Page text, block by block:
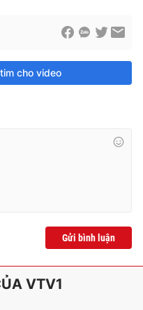
cho video
Gửi bình luận
VTV1